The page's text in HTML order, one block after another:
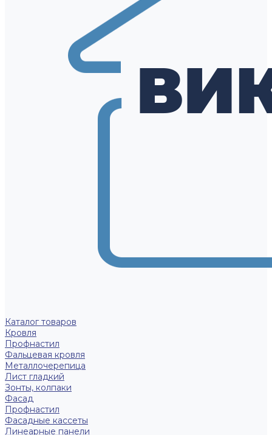
Каталог товаров
Кровля
Профнастил
Фальцевая кровля
Металлочерепица
Лист гладкий
Зонты, колпаки
Фасад
Профнастил
Фасадные кассеты
Линеарные панели